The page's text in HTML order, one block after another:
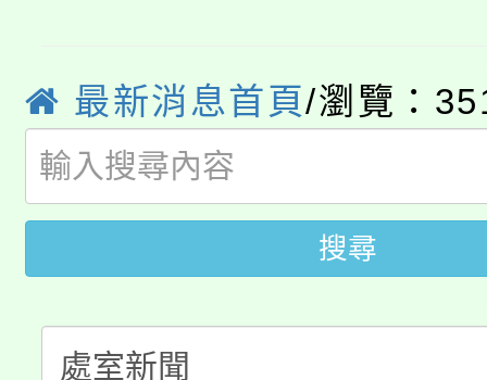
系所師生報名參加。
學籍身 分審查程序及
版
淨零綠領人才培育課程
公告本校115學年度第
代理(課)教師甄選結果(
「2026金融保險知識
桃園市115學年度學生
代理(課)教師甄選結果(
公告本校115學年度第
最新消息首頁/瀏覽：
搜尋